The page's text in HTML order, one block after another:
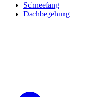
Schneefang
Dachbegehung